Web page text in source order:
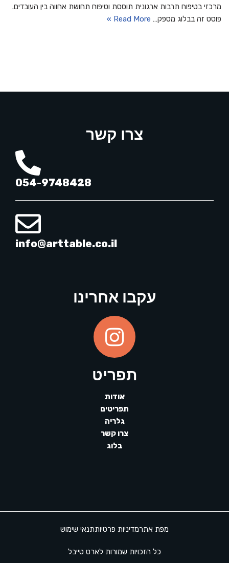
מרכזי בטיפוח תרבות ארגונית תוססת וטיפוח תחושת אחווה בין העובדים.
פוסט זה בבלוג מספק… Read More »
צרו קשר
054-9748428
info@arttable.co.il
עקבו אחרינו
תפריט
אודות
תפריטים
גלריה
צרו קשר
בלוג
מפת אתרמדיניות פרטיותתנאי שימוש
כל הזכויות שמורות לארט טייבל